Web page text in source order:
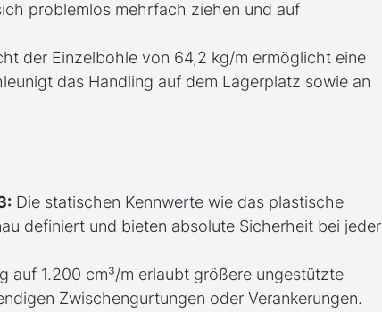
problemlos mehrfach ziehen und auf
der Einzelbohle von 64,2 kg/m ermöglicht eine
das Handling auf dem Lagerplatz sowie an
Die statischen Kennwerte wie das plastische
definiert und bieten absolute Sicherheit bei jeder
auf 1.200 cm³/m erlaubt größere ungestützte
Zwischengurtungen oder Verankerungen.